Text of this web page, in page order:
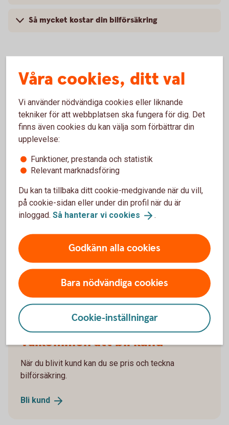
Så mycket kostar din bilförsäkring
Vanliga frågor om att försäkra Ford
Trafik, hel och halv – vad är det för skillnad på
försäkringarna?
gälla?
Om man övningskör och olyckan är framme,
täcker bilförsäkringen då?
Täcker försäkringen viltolyckor?
Vilka bilar har en vagnskadegaranti?
Välkommen att bli kund
När du blivit kund kan du se pris och teckna
bilförsäkring.
Bli kund
Våra cookies, ditt val
Vi använder nödvändiga cookies eller liknande
tekniker för att webbplatsen ska fungera för dig. Det
finns även cookies du kan välja som förbättrar din
upplevelse:
Funktioner, prestanda och statistik
Relevant marknadsföring
Du kan ta tillbaka ditt cookie-medgivande när du vill,
på cookie-sidan eller under din profil när du är
inloggad. Så hanterar vi cookies .
Godkänn alla cookies
Bara nödvändiga cookies
Cookie-inställningar